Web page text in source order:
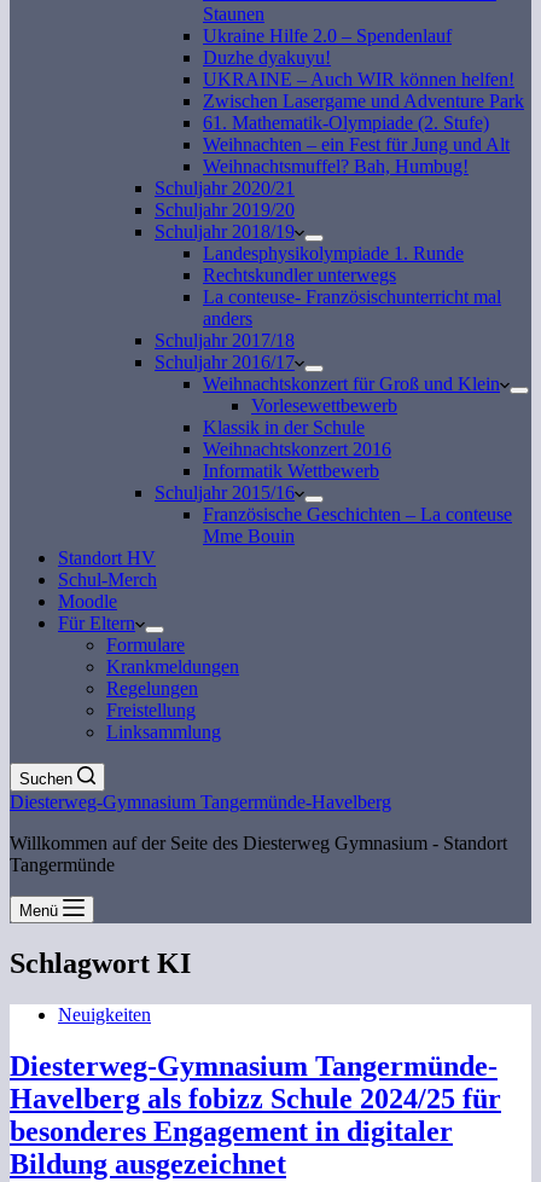
Staunen
Ukraine Hilfe 2.0 – Spendenlauf
Duzhe dyakuyu!
UKRAINE – Auch WIR können helfen!
Zwischen Lasergame und Adventure Park
61. Mathematik-Olympiade (2. Stufe)
Weihnachten – ein Fest für Jung und Alt
Weihnachtsmuffel? Bah, Humbug!
Schuljahr 2020/21
Schuljahr 2019/20
Schuljahr 2018/19
Landesphysikolympiade 1. Runde
Rechtskundler unterwegs
La conteuse- Französischunterricht mal
anders
Schuljahr 2017/18
Schuljahr 2016/17
Weihnachtskonzert für Groß und Klein
Vorlesewettbewerb
Klassik in der Schule
Weihnachtskonzert 2016
Informatik Wettbewerb
Schuljahr 2015/16
Französische Geschichten – La conteuse
Mme Bouin
Standort HV
Schul-Merch
Moodle
Für Eltern
Formulare
Krankmeldungen
Regelungen
Freistellung
Linksammlung
Suchen
Diesterweg-Gymnasium Tangermünde-Havelberg
Willkommen auf der Seite des Diesterweg Gymnasium - Standort
Tangermünde
Menü
Schlagwort KI
Neuigkeiten
Diesterweg-Gymnasium Tangermünde-
Havelberg als fobizz Schule 2024/25 für
besonderes Engagement in digitaler
Bildung ausgezeichnet